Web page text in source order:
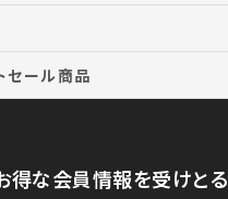
品一覧へ
セール商品
へ
得な会員情報を受けとる